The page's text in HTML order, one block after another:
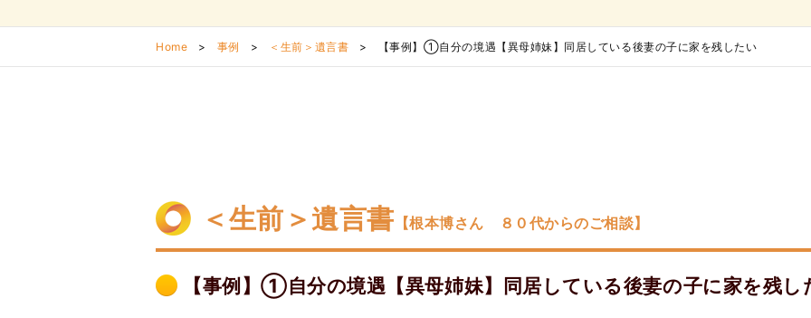
Home > 事例 > ＜生前＞遺言書 > 【事例】①自分の境遇【異母姉妹】同居している後妻の子に家を残したい
＜生前＞遺言書 【根本博さん ８０代からのご相談】
【事例】①自分の境遇【異母姉妹】同居している後妻の子に家を残し